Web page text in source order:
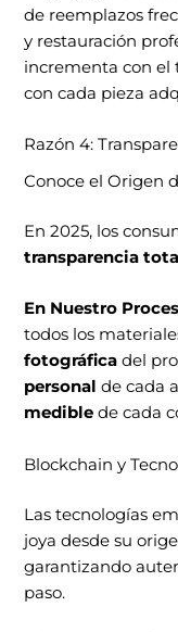
de reemplazos
y restauración
incrementa con el
con cada pieza
Razón 4:
Conoce el Origen
En 2025, los
transparencia
En Nuestro
todos los
fotográfica del
personal de cada
medible de cada
Blockchain y
Las tecnologías
joya desde su
garantizando
paso.